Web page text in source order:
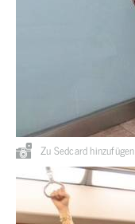
Zu Sedcard hinzufügen